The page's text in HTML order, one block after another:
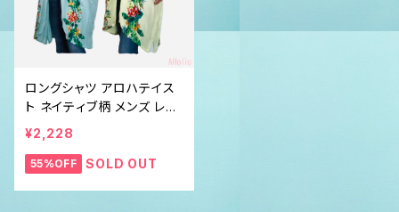
ロングシャツ アロハテイス
ト ネイティブ柄 メンズ レデ
ィース
¥2,228
55%OFF SOLD OUT